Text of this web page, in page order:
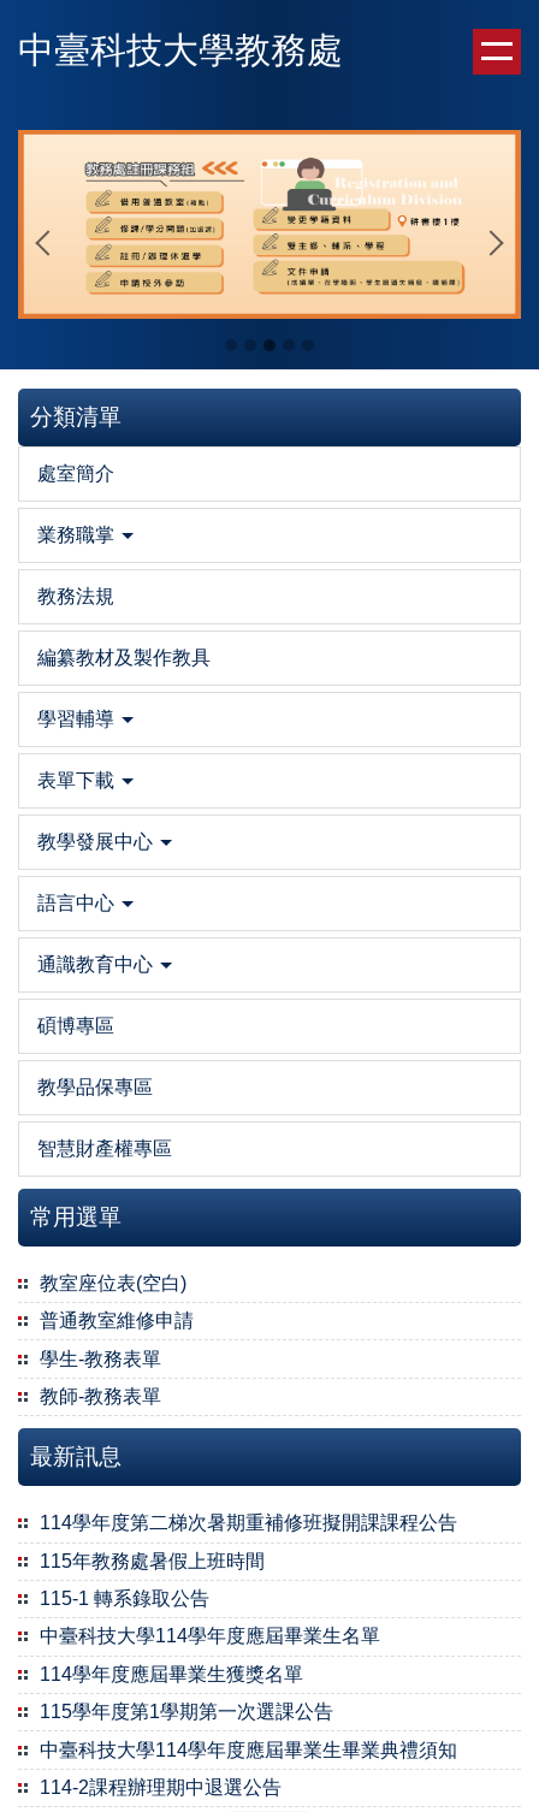
到
內
中臺科技大學教務處
分類清單
處室簡介
業務職掌
教務法規
編纂教材及製作教具
學習輔導
表單下載
教學發展中心
語言中心
通識教育中心
碩博專區
教學品保專區
智慧財產權專區
常用選單
教室座位表(空白)
普通教室維修申請
學生-教務表單
教師-教務表單
最新訊息
114學年度第二梯次暑期重補修班擬開課課程公告
115年教務處暑假上班時間
115-1 轉系錄取公告
中臺科技大學114學年度應屆畢業生名單
114學年度應屆畢業生獲獎名單
115學年度第1學期第一次選課公告
中臺科技大學114學年度應屆畢業生畢業典禮須知
114-2課程辦理期中退選公告